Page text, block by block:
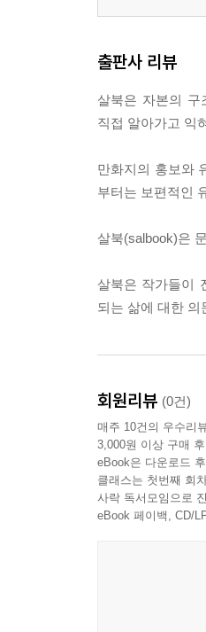
출판사 리뷰
살북은 자본의 구
직접 알아가고 익
만화지의 홍보와
부터는 보편적인
살북(salbook)은
살북은 작가들이
되는 삶에 대한
회원리뷰 (0건)
매주 10건의 우수리
3,000원 이상 구매
eBook은 다운로드
클래스는 첫번째 회
사락 독서모임으로
eBook 페이백, CD/